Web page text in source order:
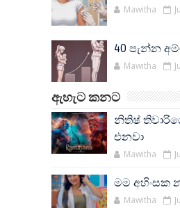
Mawitha
40 පැන්න
Mawitha
ඇහැට කනට
නිතිෂ්
එනවා
Mawitha
මම අහිංසක
Mawitha